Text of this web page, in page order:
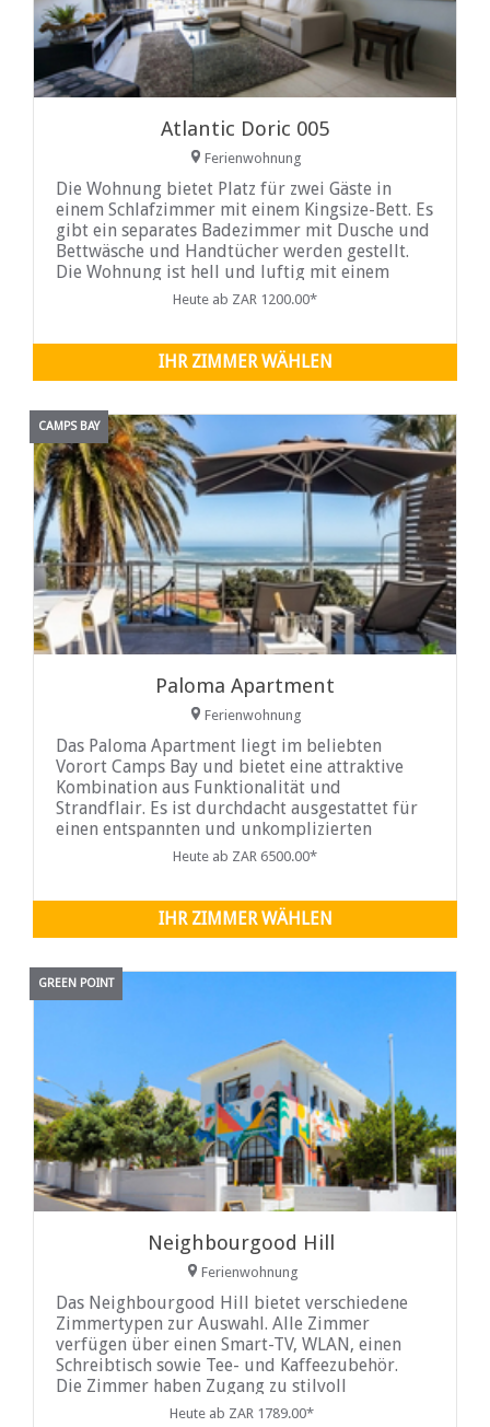
Atlantic Doric 005
Ferienwohnung
Die Wohnung bietet Platz für zwei Gäste in
einem Schlafzimmer mit einem Kingsize-Bett. Es
gibt ein separates Badezimmer mit Dusche und
Bettwäsche und Handtücher werden gestellt.
Die Wohnung ist hell und luftig mit einem
atemberaubenden Wohnbereich mit einer
Heute ab ZAR 1200.00*
IHR ZIMMER WÄHLEN
CAMPS BAY
Paloma Apartment
Ferienwohnung
Das Paloma Apartment liegt im beliebten
Vorort Camps Bay und bietet eine attraktive
Kombination aus Funktionalität und
Strandflair. Es ist durchdacht ausgestattet für
einen entspannten und unkomplizierten
Aufenthalt und eignet sich ideal für kleine
Kapstadts suchen.
Heute ab ZAR 6500.00*
IHR ZIMMER WÄHLEN
GREEN POINT
Neighbourgood Hill
Ferienwohnung
Das Neighbourgood Hill bietet verschiedene
Zimmertypen zur Auswahl. Alle Zimmer
verfügen über einen Smart-TV, WLAN, einen
Schreibtisch sowie Tee- und Kaffeezubehör.
Die Zimmer haben Zugang zu stilvoll
eingerichteten Gemeinschaftsräumen,
Heute ab ZAR 1789.00*